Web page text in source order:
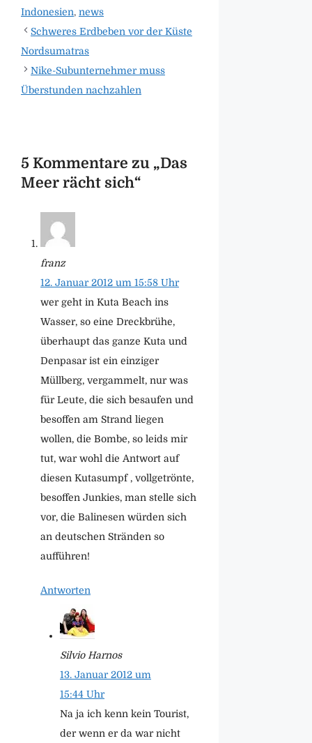
Indonesien, news
Schweres Erdbeben vor der Küste
Nordsumatras
Nike-Subunternehmer muss
Überstunden nachzahlen
5 Kommentare zu „Das
Meer rächt sich“
franz
12. Januar 2012 um 15:58 Uhr
wer geht in Kuta Beach ins
Wasser, so eine Dreckbrühe,
überhaupt das ganze Kuta und
Denpasar ist ein einziger
Müllberg, vergammelt, nur was
für Leute, die sich besaufen und
besoffen am Strand liegen
wollen, die Bombe, so leids mir
tut, war wohl die Antwort auf
diesen Kutasumpf , vollgetrönte,
besoffen Junkies, man stelle sich
vor, die Balinesen würden sich
an deutschen Stränden so
aufführen!
Antworten
Silvio Harnos
13. Januar 2012 um
15:44 Uhr
Na ja ich kenn kein Tourist,
der wenn er da war nicht